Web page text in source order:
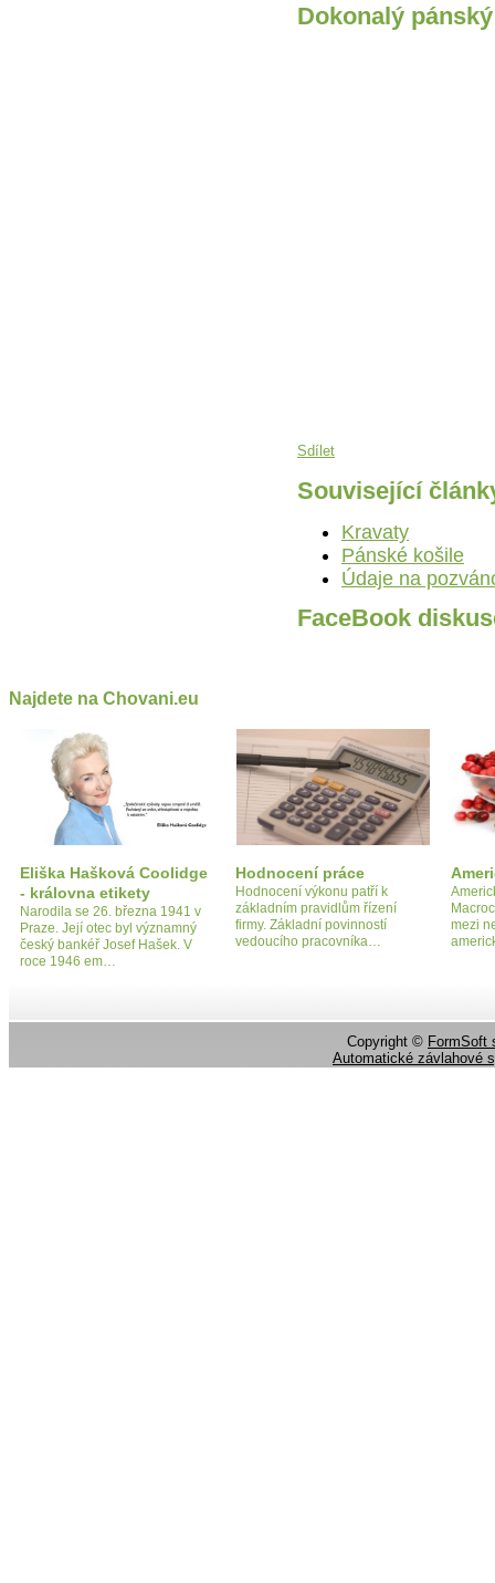
Dokonalý
Sdílet
Související
Kravaty
Pánské košile
Údaje na
FaceBook
Najdete na Chovani.eu
Eliška Hašková Coolidge
- královna etikety
Narodila se 26. března 1941 v
Praze. Její otec byl významný
český bankéř Josef Hašek. V
roce 1946 em…
Hodnocení práce
Hodnocení výkonu patří k
základním pravidlům řízení
firmy. Základní povinností
vedoucího pracovníka…
mezi
Copyright © FormSoft
Automatické závlahové